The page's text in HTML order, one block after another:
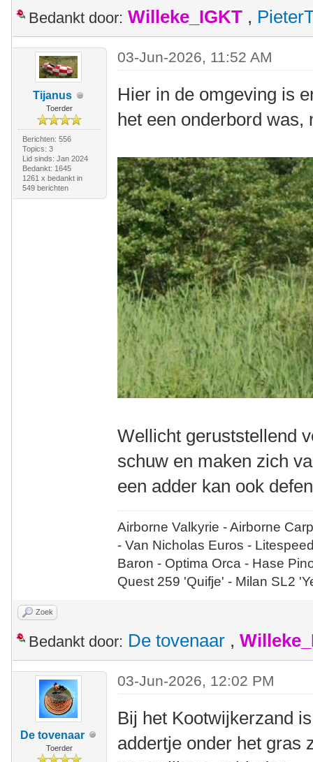
Bedankt door: Willeke_IGKT ,
Tijanus
Toerder
Berichten: 556
Topics: 3
Lid sinds: Jan 2024
Bedankt: 1645
1261 x bedankt in
549 berichten
03-Jun-2026, 11:52 AM
Hier in de omgeving is
het een onderbord
Wellicht geruststellend
schuw en maken zich
een adder kan ook
Airborne Valkyrie - Airborne
- Van Nicholas Euros -
Baron - Optima Orca - Hase
Quest 259 'Quifje' - Milan SL2
Zoek
Bedankt door: De tovenaar ,
De tovenaar
Toerder
03-Jun-2026, 12:02 PM
Bij het Kootwijkerzand
addertje onder het gras